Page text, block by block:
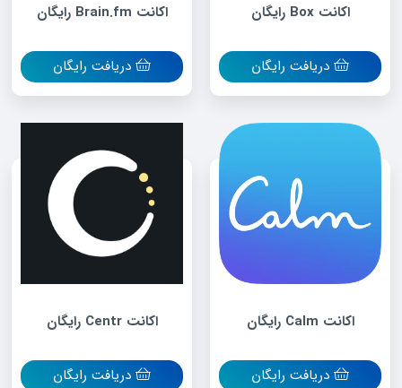
اکانت Box رایگان
دریافت رایگان
اکانت Brain.fm رایگان
دریافت رایگان
اکانت Calm رایگان
دریافت رایگان
اکانت Centr رایگان
دریافت رایگان